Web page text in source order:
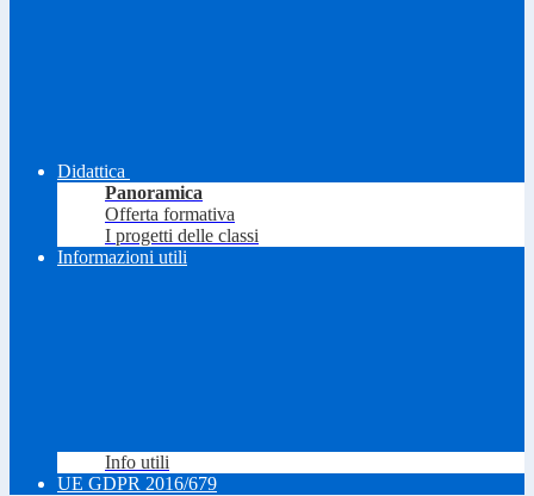
Didattica
Panoramica
Offerta formativa
I progetti delle classi
Informazioni utili
Info utili
UE GDPR 2016/679